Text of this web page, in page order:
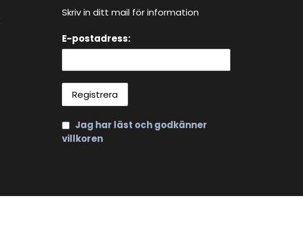
Skriv in ditt mail för information
E-postadress:
Jag har läst och godkänner
villkoren